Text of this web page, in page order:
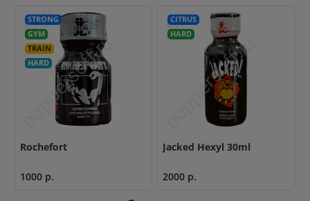
STRONG
GYM
TRAIN
HARD
Rochefort
1000 р.
CITRUS
HARD
Jacked Hexyl 30ml
2000 р.